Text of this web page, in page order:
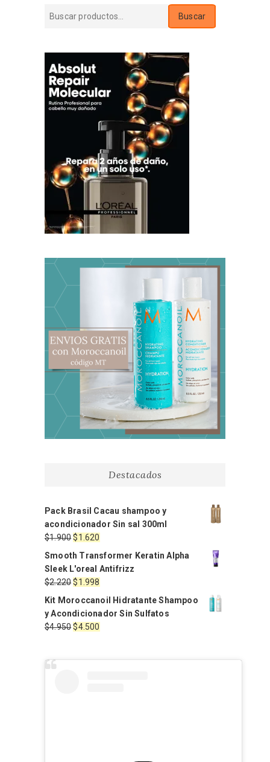
Buscar
Destacados
Pack Brasil Cacau shampoo y
acondicionador Sin sal 300ml
$1.900El
precio
original
era:
$1.900.
$1.620
precio
actual
es:
$1.620.
Smooth Transformer Keratin Alpha
Sleek L'oreal Antifrizz
$2.220El
original
era:
$2.220.
$1.998
precio
actual
es:
$1.998.
Kit Moroccanoil Hidratante Shampoo
y Acondicionador Sin Sulfatos
$4.950El
$4.500